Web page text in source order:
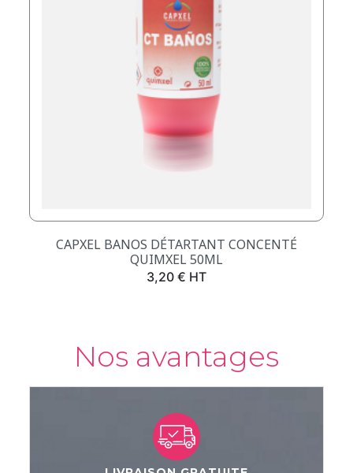
CAPXEL BANOS DÉTARTANT CONCENTÉ
QUIMXEL 50ML
Prix
3,20 € HT
Nos avantages